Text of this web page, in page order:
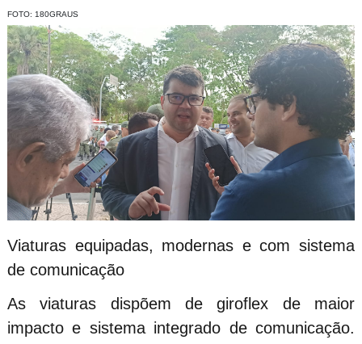
FOTO: 180GRAUS
Viaturas equipadas, modernas e com sistema
de comunicação
As viaturas dispõem de giroflex de maior
impacto e sistema integrado de comunicação.